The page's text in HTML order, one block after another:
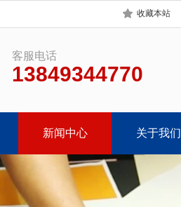
收藏本站
客服电话
13849344770
新闻中心 关于我们